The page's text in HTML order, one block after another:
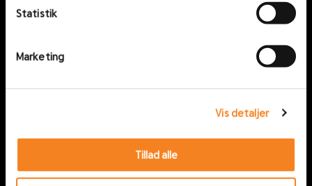
Statistik
Marketing
Vis detaljer
Tillad alle
kontakt@agj-smed.dk
Miljøpolitik
Om os